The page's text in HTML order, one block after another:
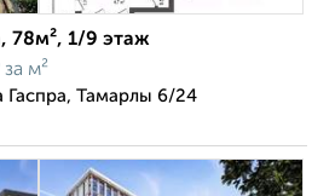
78м², 1/9 этаж
за м²
Гаспра, Тамарлы 6/24